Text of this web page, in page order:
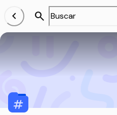
chevron_left search